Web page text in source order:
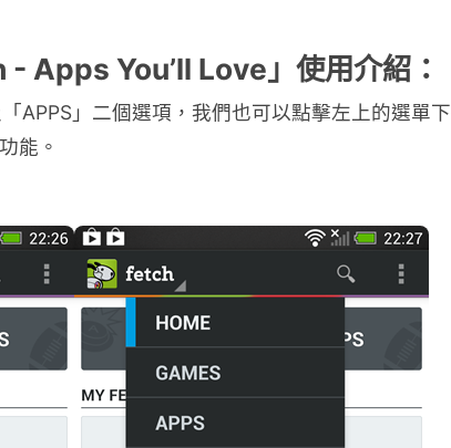
Apps You’ll Love」使用介紹：
APPS」二個選項，我們也可以點擊左上的選單下
能。